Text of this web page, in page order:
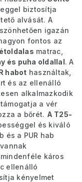
biztosítja
alvását. A
igazán
fontos az
matrac,
és puha oldallal. A
habot használtak,
és az ellenálló
alkalmazkodik
a vér
a bőrét. A T25-
és kiváló
és a PUR hab
káros
ellenálló
kényelmet